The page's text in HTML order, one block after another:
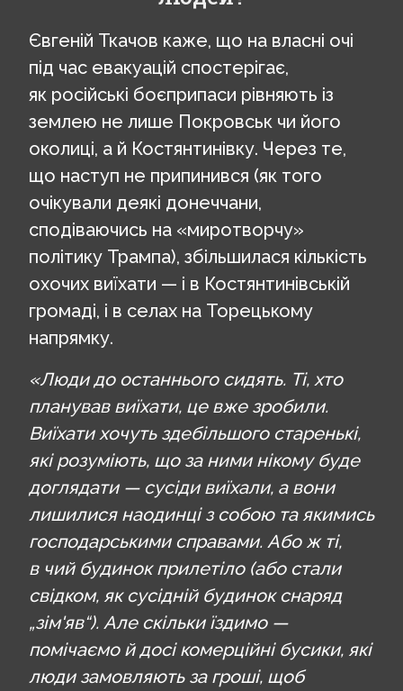
Євгеній Ткачов каже, що на власні очі
під час евакуацій спостерігає,
як російські боєприпаси рівняють із
землею не лише Покровськ чи його
околиці, а й Костянтинівку. Через те,
що наступ не припинився (як того
очікували деякі донеччани,
сподіваючись на «миротворчу»
політику Трампа), збільшилася кількість
охочих виїхати — і в Костянтинівській
громаді, і в селах на Торецькому
напрямку.
«Люди до останнього сидять. Ті, хто
планував виїхати, це вже зробили.
Виїхати хочуть здебільшого старенькі,
які розуміють, що за ними нікому буде
доглядати — сусіди виїхали, а вони
лишилися наодинці з собою та якимись
господарськими справами. Або ж ті,
в чий будинок прилетіло (або стали
свідком, як сусідній будинок снаряд
„зім'яв“). Але скільки їздимо —
помічаємо й досі комерційні бусики, які
люди замовляють за гроші, щоб